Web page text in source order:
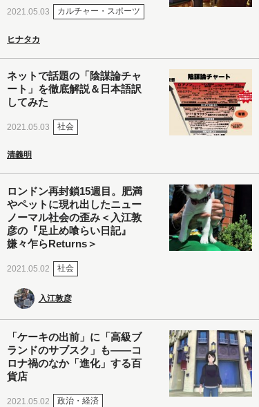
2021.05.03 カルチャー・スポーツ
ヒナタカ
ネットで話題の「陰謀論チャ
ート」を徹底解説＆日本語訳
してみた
2021.05.03 社会
清義明
ロンドン再封鎖15週目。肥満
やペットに現れ出したニュー
ノーマル社会の歪み＜入江敦
彦の『足止め喰らい日記』
嫌々乍らReturns＞
2021.05.02 社会
入江敦彦
「ケーキの出前」に「高級ブ
ランドのサブスク」も――コ
ロナ禍のなか「進化」する百
貨店
2021.05.02 政治・経済